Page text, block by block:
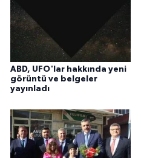
ABD, UFO'lar hakkında yeni
görüntü ve belgeler
yayınladı